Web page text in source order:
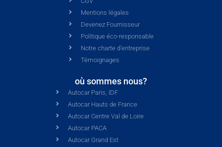
Mentions légales
Devenez Fournisseur
Politique éco-responsable
Notre charte d'entreprise
Témoignages
où sommes nous?
Autocar Paris, IDF
Autocar Hauts de France
Autocar Centre Val de Loire
Autocar PACA
Autocar Grand Est